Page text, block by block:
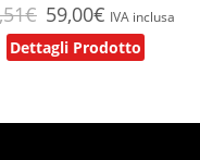
€ 59,00€ IVA inclusa
Dettagli Prodotto